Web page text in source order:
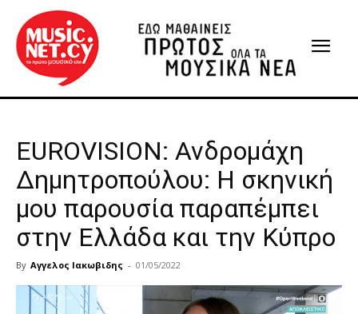
EUROVISION: Ανδρομάχη
Δημητροπούλου: Η σκηνική
μου παρουσία παραπέμπει
στην Ελλάδα και την Κύπρο
By Αγγελος Ιακωβιδης - 01/05/2022